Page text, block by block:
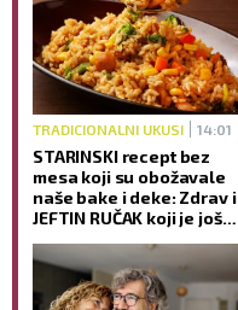
TRADICIONALNI UKUSI 14:01
STARINSKI recept bez
mesa koji su obožavale
naše bake i deke: Zdrav i
JEFTIN RUČAK koji je još